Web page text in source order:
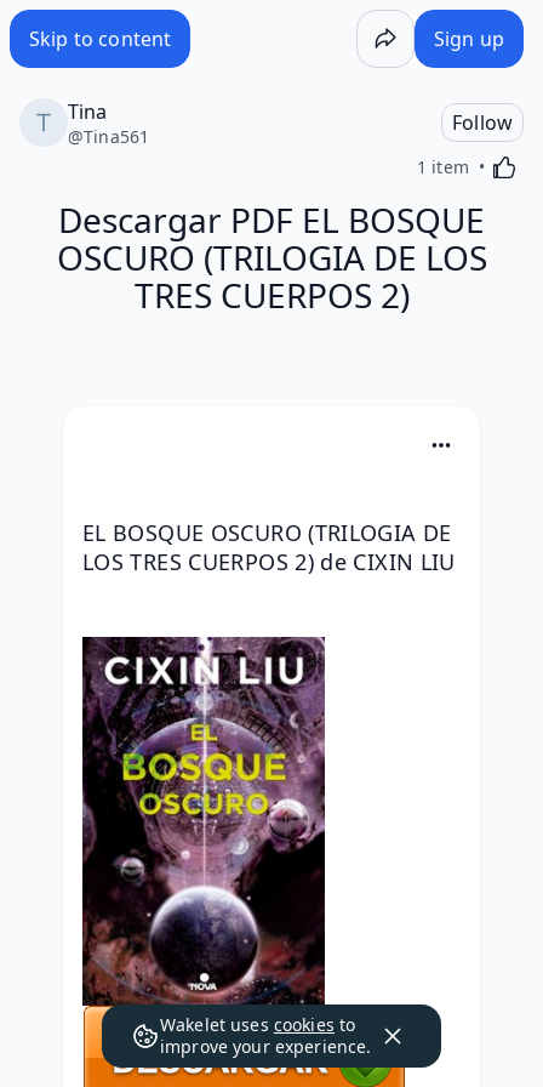
Skip to content Sign up
Tina
@Tina561
Follow
1 item
Descargar PDF EL BOSQUE
OSCURO (TRILOGIA DE LOS
TRES CUERPOS 2)
EL BOSQUE OSCURO (TRILOGIA DE
LOS TRES CUERPOS 2) de CIXIN LIU
Wakelet uses cookies to
improve your experience.